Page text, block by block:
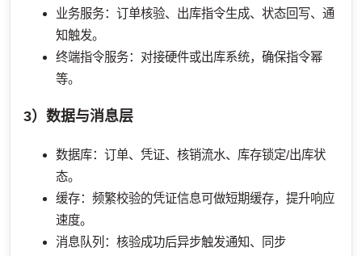
业务服务：订单核验、出库指令生成、状态回写、通
知触发。
终端指令服务：对接硬件或出库系统，确保指令幂
等。
3）数据与消息层
数据库：订单、凭证、核销流水、库存锁定/出库状
态。
缓存：频繁校验的凭证信息可做短期缓存，提升响应
速度。
消息队列：核验成功后异步触发通知、同步